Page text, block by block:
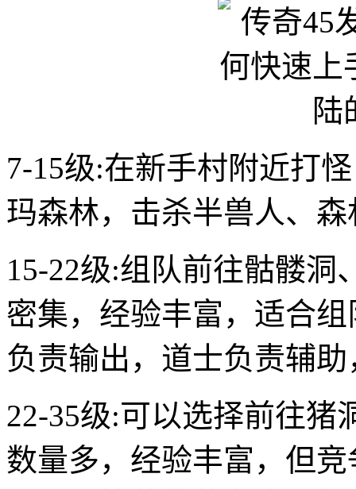
7-15级:在新手村附近打
玛森林，击杀半兽人、
15-22级:组队前往骷髅洞
密集，经验丰富，适合
负责输出，道士负责辅
22-35级:可以选择前往猪
数量多，经验丰富，但